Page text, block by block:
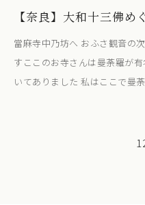
【奈良】大和十三佛
當麻寺中乃坊へ おふさ観音の
すここのお寺さんは曼荼羅が
いてありました 私はここで曼
1